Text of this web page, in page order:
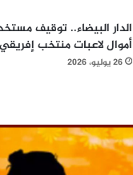
الدار البيضاء.. توقيف
أموال لاعبات منتخب إفريقي
26 يوليو، 2026